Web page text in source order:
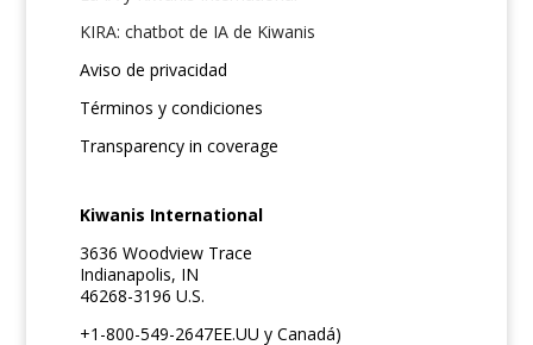
KIRA: chatbot de IA de Kiwanis
Aviso de privacidad
Términos y condiciones
Transparency in coverage
Kiwanis International
3636 Woodview Trace
Indianapolis, IN
46268-3196 U.S.
+1-800-549-2647EE.UU y Canadá)